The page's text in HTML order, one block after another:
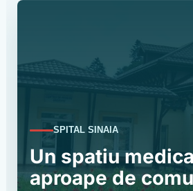
SPITAL SINAIA
Un spatiu
aproape de